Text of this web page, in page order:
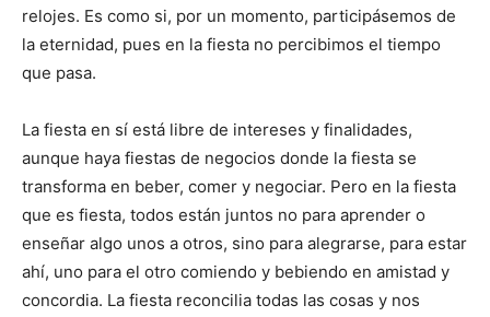
relojes. Es como si, por un momento, participásemos de
la eternidad, pues en la fiesta no percibimos el tiempo
que pasa.
La fiesta en sí está libre de intereses y finalidades,
aunque haya fiestas de negocios donde la fiesta se
transforma en beber, comer y negociar. Pero en la fiesta
que es fiesta, todos están juntos no para aprender o
enseñar algo unos a otros, sino para alegrarse, para estar
ahí, uno para el otro comiendo y bebiendo en amistad y
concordia. La fiesta reconcilia todas las cosas y nos